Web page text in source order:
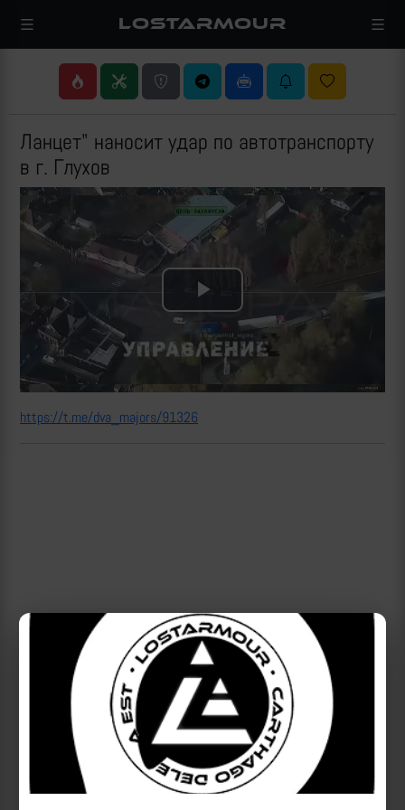
LOSTARMOUR
Ланцет" наносит удар по автотранспорту
в г. Глухов
Play
Video
https://t.me/dva_majors/91326